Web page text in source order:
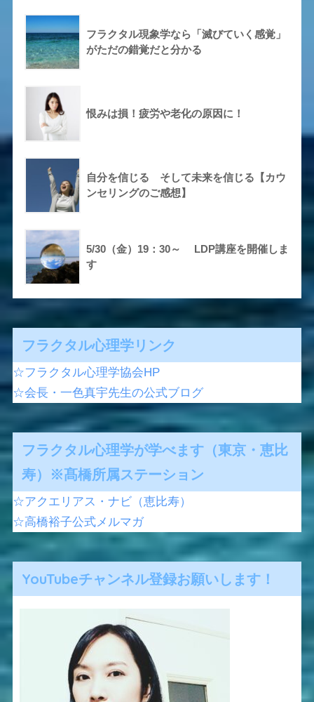
フラクタル現象学なら「滅びていく感覚」
がただの錯覚だと分かる
恨みは損！疲労や老化の原因に！
自分を信じる そして未来を信じる【カウ
ンセリングのご感想】
5/30（金）19：30～ LDP講座を開催しま
す
フラクタル心理学リンク
☆フラクタル心理学協会HP
☆会長・一色真宇先生の公式ブログ
フラクタル心理学が学べます（東京・恵比
寿）※髙橋所属ステーション
☆アクエリアス・ナビ（恵比寿）
☆高橋裕子公式メルマガ
YouTubeチャンネル登録お願いします！